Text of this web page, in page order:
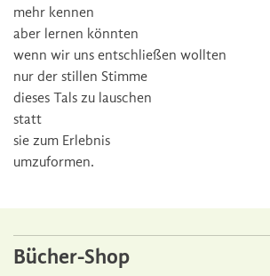
mehr kennen
aber lernen könnten
wenn wir uns entschließen wollten
nur der stillen Stimme
dieses Tals zu lauschen
statt
sie zum Erlebnis
umzuformen.
Bücher-Shop